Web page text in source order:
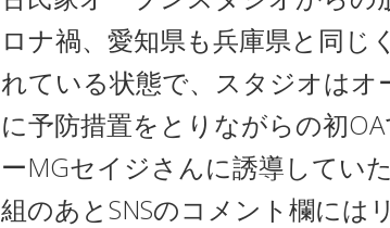
ロナ禍、愛知県も兵庫県と同じ
れている状態で、スタジオはオ
に予防措置をとりながらの初OA
ーMGセイジさんに誘導してい
組のあとSNSのコメント欄には